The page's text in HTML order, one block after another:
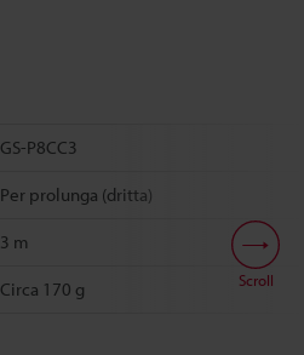
GS-P8CC3
Per prolunga (dritta)
3 m
Circa 170 g Scroll